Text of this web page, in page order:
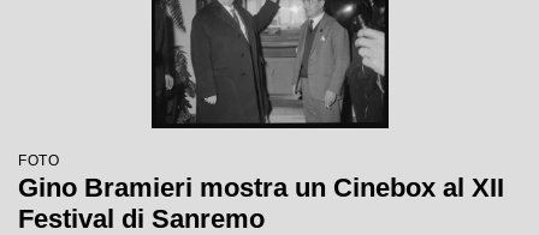
FOTO
Gino Bramieri mostra un Cinebox al XII
Festival di Sanremo